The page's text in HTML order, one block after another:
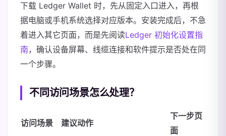
下载 Ledger Wallet 时，先从固定入口进入，再根
据电脑或手机系统选择对应版本。安装完成后，不急
着进入其它页面，而是先阅读Ledger 初始化设置指
南，确认设备屏幕、线缆连接和软件提示是否处在同
一个步骤。
不同访问场景怎么处理？
访问场景 建议动作
下一步页
面